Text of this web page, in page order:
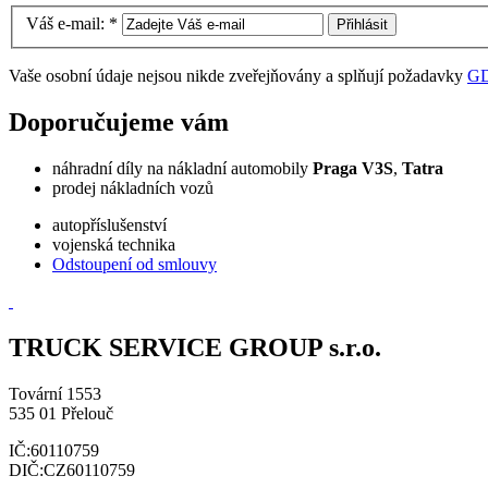
Váš e-mail: *
Vaše osobní údaje nejsou nikde zveřejňovány a splňují požadavky
Doporučujeme vám
náhradní díly na nákladní automobily Praga V3S, Tatra
prodej nákladních vozů
autopříslušenství
vojenská technika
Odstoupení od smlouvy
TRUCK SERVICE GROUP s.r.o.
Tovární 1553
535 01 Přelouč
IČ:60110759
DIČ:CZ60110759